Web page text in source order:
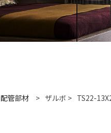
配管部材 > ザルボ > TS22-